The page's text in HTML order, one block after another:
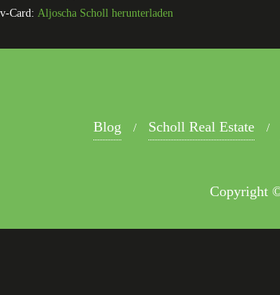
v-Card: Aljoscha Scholl herunterladen
Blog Scholl Real Estate
Copyright